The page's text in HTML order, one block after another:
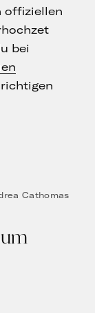
offiziellen
bei
Cathomas